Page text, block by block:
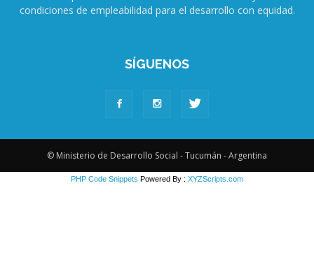
condiciones de empleabilidad para el desarrollo con equidad.
SÍGUENOS
© Ministerio de Desarrollo Social - Tucumán - Argentina
PHP Code Snippets Powered By : XYZScripts.com